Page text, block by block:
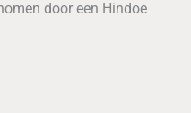
door een Hindoe